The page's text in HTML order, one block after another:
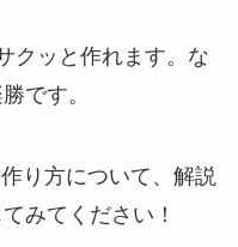
クッと作れます。な
です。
り方について、解説
みてください！